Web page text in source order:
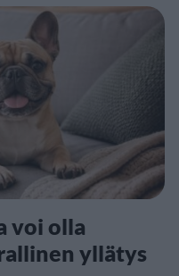
voi olla
yllätys